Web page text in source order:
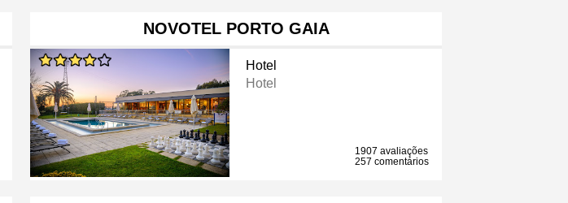
NOVOTEL PORTO GAIA
Hotel
Hotel
1907 avaliações
257 comentários